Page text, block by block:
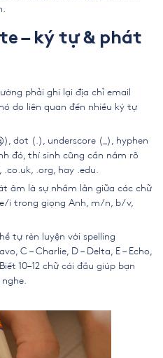
– ký tự & phát
phải ghi lại địa chỉ email
do liên quan đến nhiều ký tự
dot (.), underscore (_), hyphen
đó, thí sinh cũng cần nắm rõ
.org, hay .edu.
âm là sự nhầm lẫn giữa các chữ
i trong giọng Anh, m/n, b/v,
tự rèn luyện với spelling
C – Charlie, D – Delta, E – Echo,
10–12 chữ cái đầu giúp bạn